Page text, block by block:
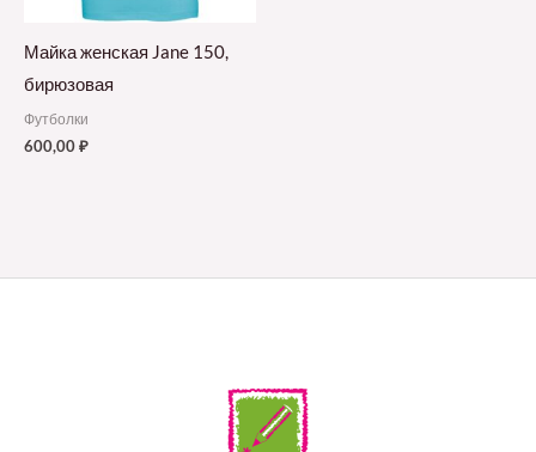
Майка женская Jane 150,
бирюзовая
Футболки
600,00₽